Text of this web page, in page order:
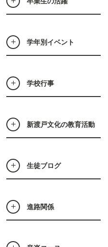
学年別イベント
学校行事
新渡戸文化の教育活動
生徒ブログ
進路関係